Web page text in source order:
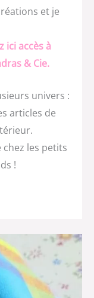
et je
ici accès à
& Cie.
univers :
articles de
les petits
!